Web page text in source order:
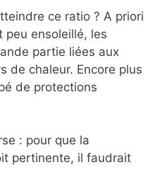
ce ratio ? A priori
peu ensoleillé, les
partie liées aux
de chaleur. Encore plus
de protections
: pour que la
pertinente, il faudrait